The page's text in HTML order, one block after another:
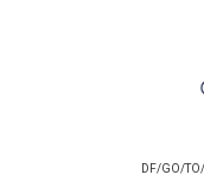
DF/GO/